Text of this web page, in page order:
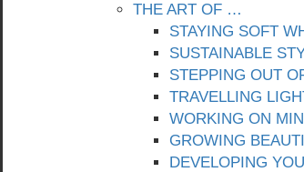
THE ART OF …
STAYING SOFT
SUSTAINABLE
STEPPING OUT
TRAVELLING
WORKING ON
GROWING
DEVELOPING